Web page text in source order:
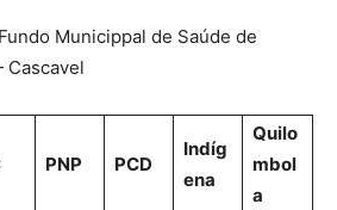
Fundo Municippal de Saúde de
Cascavel
PNP PCD
Indíg
ena
Quilo
mbol
a